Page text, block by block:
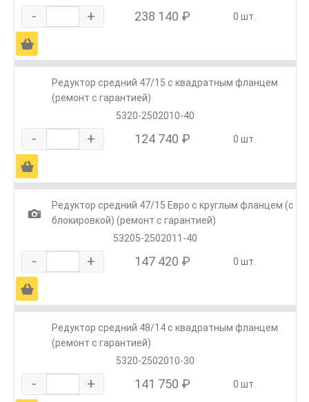
- + 238 140 ₽ 0 шт.
Ä
Редуктор средний 47/15 с квадратным фланцем
(ремонт с гарантией)
5320-2502010-40
- + 124 740 ₽ 0 шт.
Ä
1
Редуктор средний 47/15 Евро с круглым фланцем (с
блокировкой) (ремонт с гарантией)
53205-2502011-40
- + 147 420 ₽ 0 шт.
Ä
Редуктор средний 48/14 с квадратным фланцем
(ремонт с гарантией)
5320-2502010-30
- + 141 750 ₽ 0 шт.